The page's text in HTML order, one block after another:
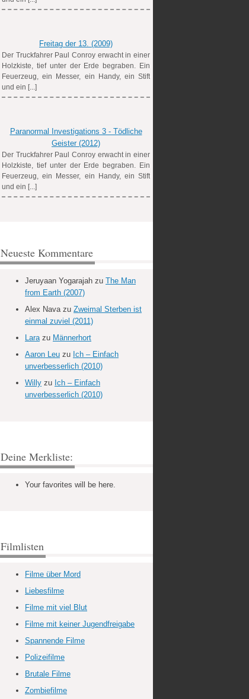
Freitag der 13. (2009)
Der Truckfahrer Paul Conroy erwacht in einer
Holzkiste, tief unter der Erde begraben. Ein
Feuerzeug, ein Messer, ein Handy, ein Stift
und ein [...]
Paranormal Investigations 3 - Tödliche
Geister (2012)
Der Truckfahrer Paul Conroy erwacht in einer
Holzkiste, tief unter der Erde begraben. Ein
Feuerzeug, ein Messer, ein Handy, ein Stift
und ein [...]
Neueste Kommentare
Jeruyaan Yogarajah zu The Man
from Earth (2007)
Alex Navazu Zweimal Sterben ist
einmal zuviel (2011)
Larazu Männerhort
Aaron Leu zu Ich – Einfach
unverbesserlich (2010)
Willy zu Ich – Einfach
unverbesserlich (2010)
Deine Merkliste:
Your favorites will be here.
Filmlisten
Filme über Mord
Liebesfilme
Filme mit viel Blut
Filme mit keiner Jugendfreigabe
Spannende Filme
Polizeifilme
Brutale Filme
Zombiefilme